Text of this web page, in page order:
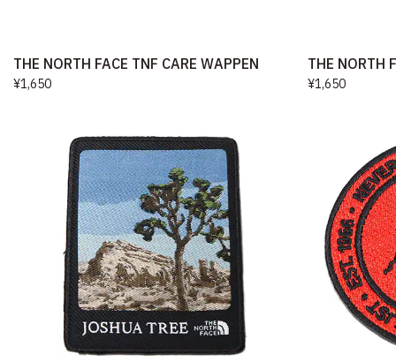
THE NORTH FACE TNF CARE WAPPEN
¥1,650
THE NORTH
¥1,650